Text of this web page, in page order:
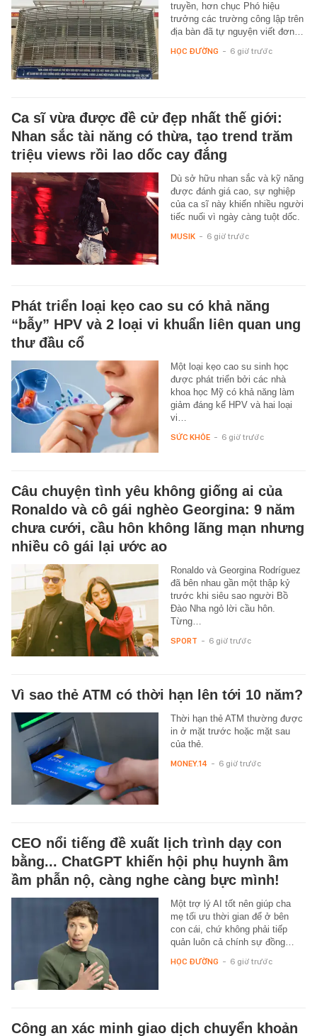
truyền, hơn chục Phó hiệu
trưởng các trường công lập trên
địa bàn đã tự nguyện viết đơn…
HỌC ĐƯỜNG - 6 giờ trước
Ca sĩ vừa được đề cử đẹp nhất thế giới:
Nhan sắc tài năng có thừa, tạo trend trăm
triệu views rồi lao dốc cay đắng
Dù sở hữu nhan sắc và kỹ năng
được đánh giá cao, sự nghiệp
của ca sĩ này khiến nhiều người
tiếc nuối vì ngày càng tuột dốc.
MUSIK - 6 giờ trước
Phát triển loại kẹo cao su có khả năng
“bẫy” HPV và 2 loại vi khuẩn liên quan ung
thư đầu cổ
Một loại kẹo cao su sinh học
được phát triển bởi các nhà
khoa học Mỹ có khả năng làm
giảm đáng kể HPV và hai loại
vi…
SỨC KHỎE - 6 giờ trước
Câu chuyện tình yêu không giống ai của
Ronaldo và cô gái nghèo Georgina: 9 năm
chưa cưới, cầu hôn không lãng mạn nhưng
nhiều cô gái lại ước ao
Ronaldo và Georgina Rodríguez
đã bên nhau gần một thập kỷ
trước khi siêu sao người Bồ
Đào Nha ngỏ lời cầu hôn.
Từng…
SPORT - 6 giờ trước
Vì sao thẻ ATM có thời hạn lên tới 10 năm?
Thời hạn thẻ ATM thường được
in ở mặt trước hoặc mặt sau
của thẻ.
MONEY.14 - 6 giờ trước
CEO nổi tiếng đề xuất lịch trình dạy con
bằng... ChatGPT khiến hội phụ huynh ầm
ầm phẫn nộ, càng nghe càng bực mình!
Một trợ lý AI tốt nên giúp cha
mẹ tối ưu thời gian để ở bên
con cái, chứ không phải tiếp
quản luôn cả chính sự đồng…
HỌC ĐƯỜNG - 6 giờ trước
Công an xác minh giao dịch chuyển khoản